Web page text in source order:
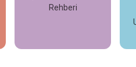
Uşak Belediyesi